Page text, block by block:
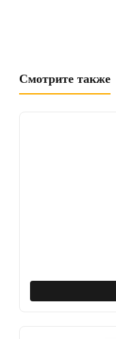
Смотрите также